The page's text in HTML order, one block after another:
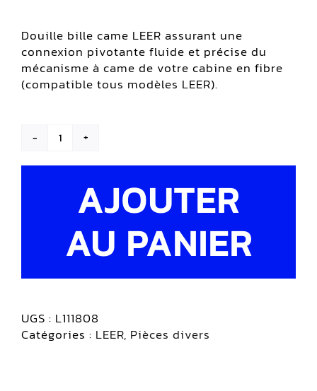
Douille bille came LEER assurant une
connexion pivotante fluide et précise du
mécanisme à came de votre cabine en fibre
(compatible tous modèles LEER).
quantité
de
bille
came
LEER
AJOUTER
AU PANIER
UGS : L111808
Catégories : LEER, Pièces divers